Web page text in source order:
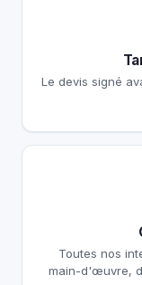
Le devis signé
Toutes nos
main-d'œuvre,